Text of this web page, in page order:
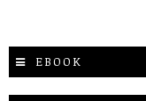
EBOOK